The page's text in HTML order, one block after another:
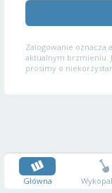
Zalogowanie oznacza
aktualnym brzmieniu.
prosimy o
Główna